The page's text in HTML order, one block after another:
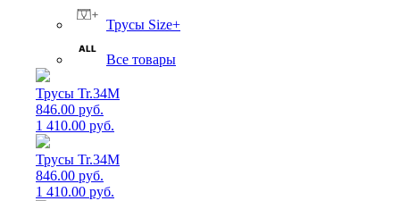
Трусы Size+
Все товары
Трусы Tr.34M
846.00 руб.
1 410.00 руб.
Трусы Tr.34M
846.00 руб.
1 410.00 руб.